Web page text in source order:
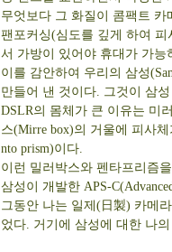
무엇보다 그 화질이 콤팩트
팬포커싱(심도를 깊게 하여
서 가방이 있어야 휴대가 가
이를 감안하여 우리의 삼성
만들어 낸 것이다. 그것이 삼
DSLR의 몸체가 큰 이유는 미
스(Mirre box)의 거울에 피사
nto prism)이다.
이런 밀러박스와 펜타프리즘
삼성이 개발한 APS-
그동안 나는 일제(日製) 카메
었다. 거기에 삼성에 대한 나